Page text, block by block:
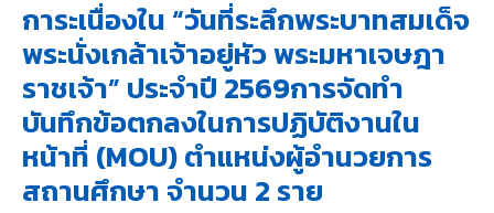
การะเนื่องใน “วันที่ระลึกพระบาทสมเด็จ
พระนั่งเกล้าเจ้าอยู่หัว พระมหาเจษฎา
ราชเจ้า” ประจำปี 2569การจัดทำ
บันทึกข้อตกลงในการปฏิบัติงานใน
หน้าที่ (MOU) ตำแหน่งผู้อำนวยการ
สถานศึกษา จำนวน 2 ราย